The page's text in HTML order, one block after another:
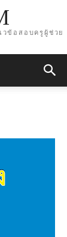
ข้อสอบครูผู้ช่วย